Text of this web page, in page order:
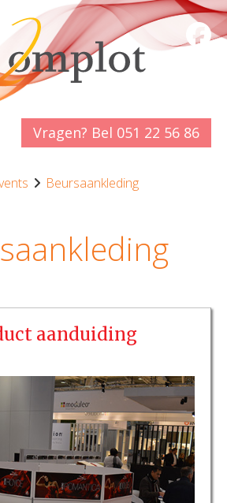
Vragen? Bel 051 22 56 86
Beursaankleding
aanduiding